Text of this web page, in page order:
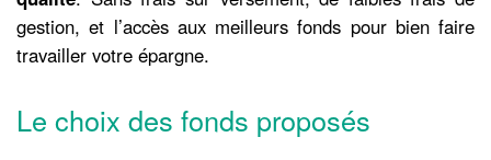
gestion, et l’accès aux meilleurs fonds pour bien faire
travailler votre épargne.
Le choix des fonds proposés